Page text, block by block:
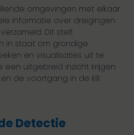
omgevingen met elkaar
informatie over dreigingen
Dit stelt
in staat om grondige
en visualisaties uit te
een uitgebreid inzicht krijgen
de voortgang in de kill
Detectie